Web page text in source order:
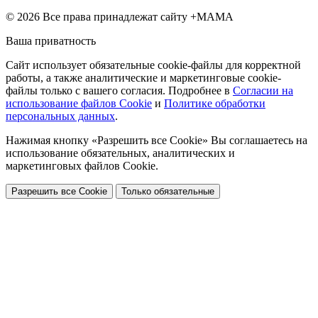
© 2026 Все права принадлежат сайту +МАМА
Ваша приватность
Сайт использует обязательные cookie-файлы для корректной
работы, а также аналитические и маркетинговые cookie-
файлы только с вашего согласия. Подробнее в Согласии на
использование файлов Cookie и Политике обработки
персональных данных.
Нажимая кнопку «Разрешить все Cookie» Вы соглашаетесь на
использование обязательных, аналитических и
маркетинговых файлов Cookie.
Разрешить все Cookie Только обязательные